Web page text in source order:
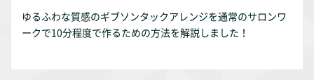
ゆるふわな質感のギブソンタックアレンジを通常のサロンワ
ークで10分程度で作るための方法を解説しました！